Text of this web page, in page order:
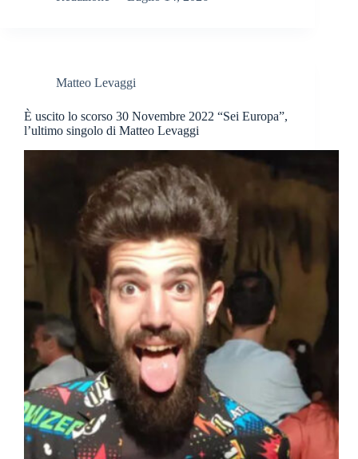
Matteo Levaggi
È uscito lo scorso 30 Novembre 2022 “Sei Europa”,
l’ultimo singolo di Matteo Levaggi